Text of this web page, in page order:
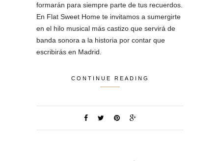
formarán para siempre parte de tus recuerdos.
En Flat Sweet Home te invitamos a sumergirte
en el hilo musical más castizo que servirá de
banda sonora a la historia por contar que
escribirás en Madrid.
CONTINUE READING